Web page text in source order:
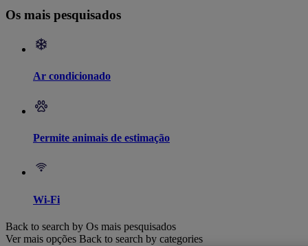
Os mais pesquisados
Ar condicionado
Permite animais de estimação
Wi-Fi
Back to search by Os mais pesquisados
Ver mais opções Back to search by categories